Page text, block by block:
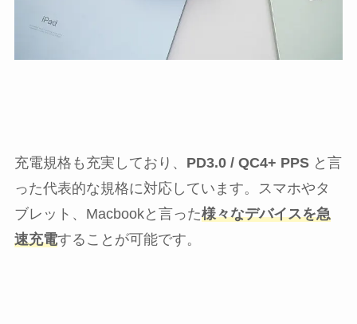
充電規格も充実しており、 PD3.0 / QC4+ PPS と言
った代表的な規格に対応しています。スマホやタ
ブレット、Macbookと言った様々なデバイスを急
速充電することが可能です。